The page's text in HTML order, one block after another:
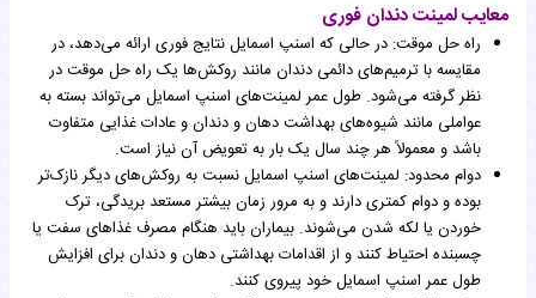
معایب لمینت دندان فوری
راه حل موقت: در حالی که اسنپ اسمایل نتایج فوری ارائه می‌دهد، در
مقایسه با ترمیم‌های دائمی دندان مانند روکش‌ها یک راه حل موقت در
نظر گرفته می‌شود. طول عمر لمینت‌های اسنپ اسمایل می‌تواند بسته به
عواملی مانند شیوه‌های بهداشت دهان و دندان و عادات غذایی متفاوت
باشد و معمولاً هر چند سال یک بار به تعویض آن نیاز است.
دوام محدود: لمینت‌های اسنپ اسمایل نسبت به روکش‌های دیگر نازک‌تر
بوده و دوام کمتری دارند و به مرور زمان بیشتر مستعد بریدگی، ترک
خوردن یا لکه شدن می‌شوند. بیماران باید هنگام مصرف غذاهای سفت یا
چسبنده احتیاط کنند و از اقدامات بهداشتی دهان و دندان برای افزایش
طول عمر اسنپ اسمایل خود پیروی کنند.